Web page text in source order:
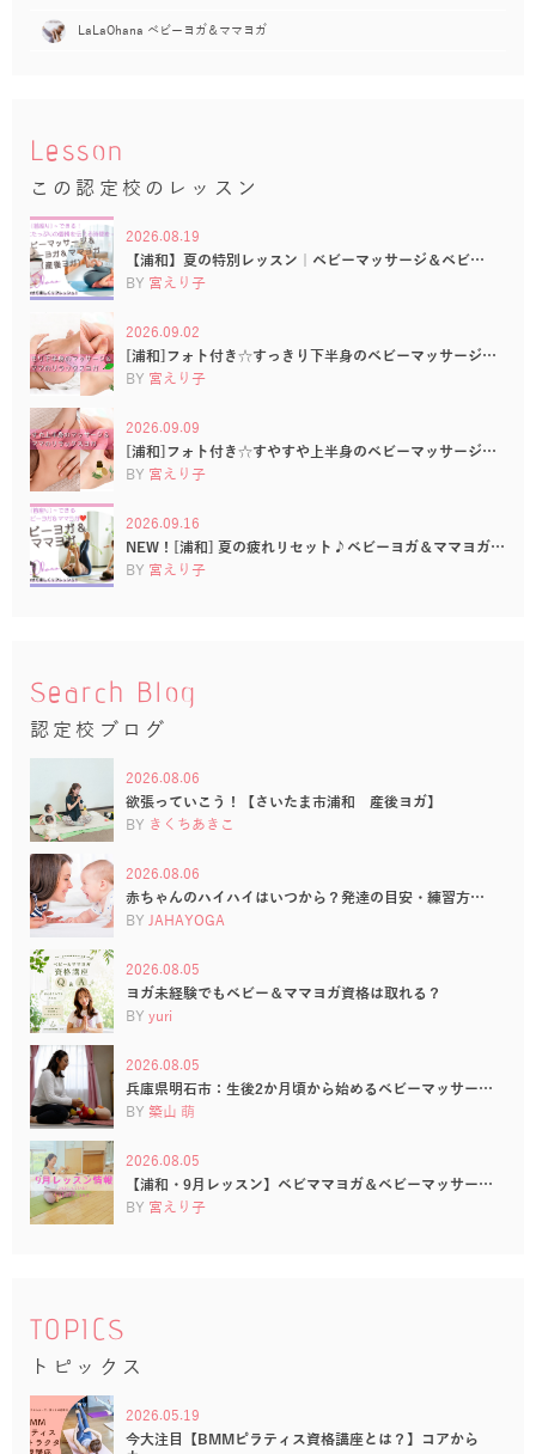
LaLaOhana ベビーヨガ＆ママヨガ
Lesson
この認定校のレッスン
2026.08.19
【浦和】夏の特別レッスン｜ベビーマッサージ＆ベビ…
BY 宮えり子
2026.09.02
[浦和]フォト付き☆すっきり下半身のベビーマッサージ…
BY 宮えり子
2026.09.09
[浦和]フォト付き☆すやすや上半身のベビーマッサージ…
BY 宮えり子
2026.09.16
NEW！[浦和] 夏の疲れリセット♪ベビーヨガ＆ママヨガ…
BY 宮えり子
Search Blog
認定校ブログ
2026.08.06
欲張っていこう！【さいたま市浦和 産後ヨガ】
BY きくちあきこ
2026.08.06
赤ちゃんのハイハイはいつから？発達の目安・練習方…
BY JAHAYOGA
2026.08.05
ヨガ未経験でもベビー＆ママヨガ資格は取れる？
BY yuri
2026.08.05
兵庫県明石市：生後2か月頃から始めるベビーマッサー…
BY 築山 萌
2026.08.05
【浦和・9月レッスン】ベビママヨガ＆ベビーマッサー…
BY 宮えり子
TOPICS
トピックス
2026.05.19
今大注目【BMMピラティス資格講座とは？】コアから